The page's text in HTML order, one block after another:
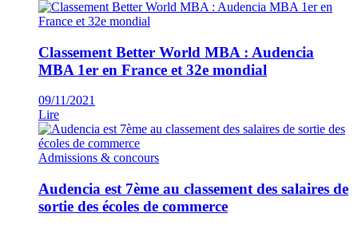
Classement Better World MBA : Audencia
MBA 1er en France et 32e mondial
09/11/2021
Lire
Admissions & concours
Audencia est 7ème au classement des salaires de
sortie des écoles de commerce